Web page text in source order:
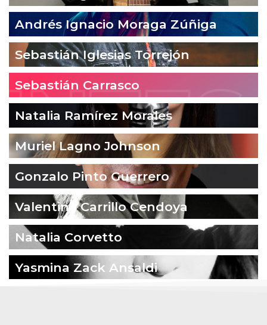
Andrés Ignacio Moraga Zúñiga
Sebastián Iglesias Torrejón
Sebastián Carrasco
Natalia Ramírez Morales
Muriel Lagno Johnson
Gonzalo Pinto Guerrero
Valentina Carrillo Cendoya
Natalia Corvetto
Yasmina Zack Ansaldi